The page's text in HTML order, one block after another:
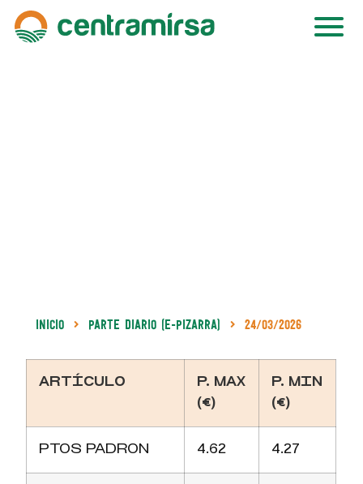
Inicio Parte Diario (e-Pizarra) 24/03/2026
ARTÍCULO
P. MAX
(€)
P. MIN
(€)
PTOS PADRON 4.62 4.27